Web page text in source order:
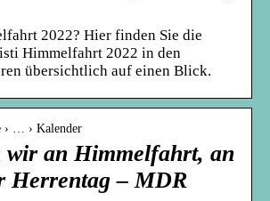
2022? Hier finden Sie die
Himmelfahrt 2022 in den
übersichtlich auf einen Blick.
› … › Kalender
wir an Himmelfahrt, an
Herrentag – MDR